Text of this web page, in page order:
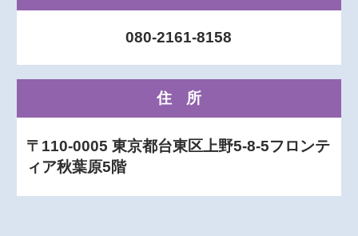
080-2161-8158
住所
〒110-0005 東京都台東区上野5-8-5フロンテ
ィア秋葉原5階